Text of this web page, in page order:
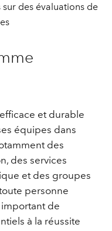
des évaluations de
et durable
équipes dans
des
des services
et des groupes
personne
important de
à la réussite